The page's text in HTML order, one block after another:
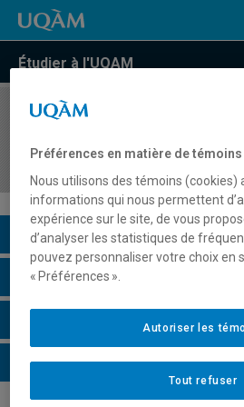
Étudier à l'UQAM
COURS//
l'éducation
Description du cours
Horaire - Été 2026
Horaire - Automne 2026
Horaire - Hiver 2027
Préférences en matière de témoins
Nous utilisons des témoins (cookies)
informations qui nous permettent
expérience sur le site, de vous
d’analyser les statistiques de
pouvez personnaliser votre choix en
« Préférences ».
Tout refuser
Autoriser les